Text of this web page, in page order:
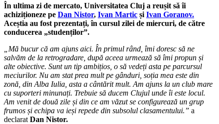
Universității
Cluj
au
de
către
club
În ultima zi de mercato, Universitatea Cluj a reușit să îi
achiziționeze pe Dan Nistor, Ivan Martic și Ivan Goranov.
Aceștia au fost prezentați, în cursul zilei de miercuri, de către
conducerea „studenților”.
„Mă bucur că am ajuns aici. În primul rând, îmi doresc să ne
salvăm de la retrogradare, după aceea urmează să îmi propun și
alte obiective. Sunt un tip ambițios, o să vedeți asta pe parcursul
meciurilor. Nu am stat prea mult pe gânduri, soția mea este din
zonă, din Alba Iulia, asta a cântărit mult. Am ajuns la un club mare
cu suporteri minunați. Trebuie să ducem Clujul unde îi este locul.
Am venit de două zile și din ce am văzut se configurează un grup
frumos și echipa va ieși repede din subsolul clasamentului.” a
declarat Dan Nistor.